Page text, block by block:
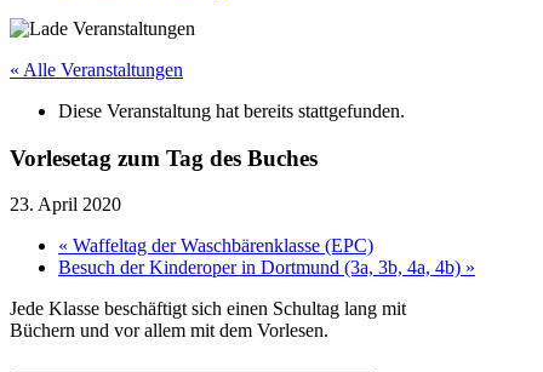
« Alle Veranstaltungen
Diese Veranstaltung hat bereits stattgefunden.
Vorlesetag zum Tag des Buches
23. April 2020
« Waffeltag der Waschbärenklasse (EPC)
Besuch der Kinderoper in Dortmund (3a, 3b, 4a, 4b) »
Jede Klasse beschäftigt sich einen Schultag lang mit
Büchern und vor allem mit dem Vorlesen.